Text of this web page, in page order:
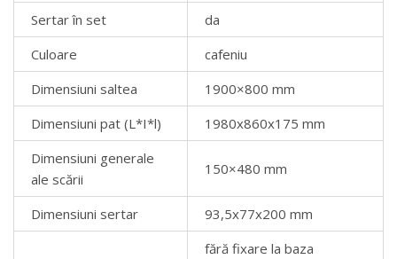
Sertar în set
da
Culoare
cafeniu
Dimensiuni saltea
1900×800 mm
Dimensiuni pat (L*I*l)
1980х860х175 mm
Dimensiuni generale
ale scării
150×480 mm
Dimensiuni sertar 93,5х77х200 mm
fără fixare la baza